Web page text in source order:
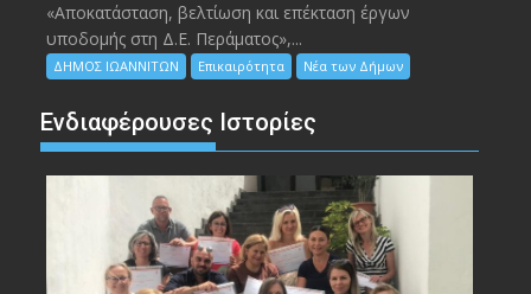
«Αποκατάσταση, βελτίωση και επέκταση έργων
υποδομής στη Δ.Ε. Περάματος»,...
ΔΗΜΟΣ ΙΩΑΝΝΙΤΩΝ Επικαιρότητα Νέα των Δήμων
Ενδιαφέρουσες Ιστορίες